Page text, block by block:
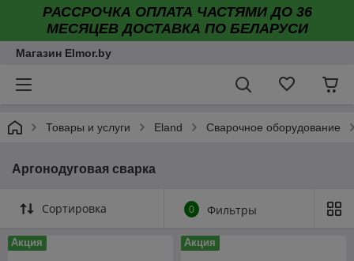
РАССРОЧКА ОПЛАТА ЧАСТЯМИ ДО 36
МЕСЯЦЕВ ДОСТАВКА ПО БЕЛАРУСИ
Магазин Elmor.by
Товары и услуги Eland Сварочное оборудование
Аргонодуговая сварка
Сортировка 0 Фильтры
Акция Акция